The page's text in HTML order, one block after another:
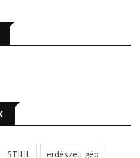
STIHL erdészeti gép